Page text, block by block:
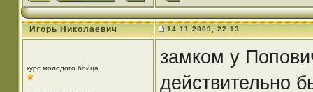
Игорь Николаевич 14.11.2009, 22:13
курс молодого бойца
замком у
действительно